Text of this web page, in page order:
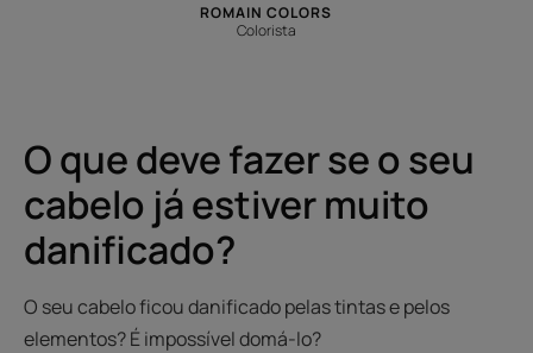
ROMAIN COLORS
Colorista
O que deve fazer se o seu
cabelo já estiver muito
danificado?
O seu cabelo ficou danificado pelas tintas e pelos
elementos? É impossível domá-lo?